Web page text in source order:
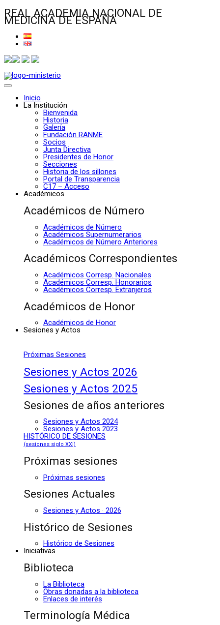
REAL ACADEMIA NACIONAL DE
MEDICINA DE ESPAÑA
Inicio
La Institución
Bienvenida
Historia
Galería
Fundación RANME
Socios
Junta Directiva
Presidentes de Honor
Secciones
Historia de los sillones
Portal de Transparencia
C17 – Acceso
Académicos
Académicos de Número
Académicos de Número
Académicos Supernumerarios
Académicos de Número Anteriores
Académicos Correspondientes
Académicos Corresp. Nacionales
Académicos Corresp. Honorarios
Académicos Corresp. Extranjeros
Académicos de Honor
Académicos de Honor
Sesiones y Actos
Próximas Sesiones
Sesiones y Actos 2026
Sesiones y Actos 2025
Sesiones de años anteriores
Sesiones y Actos 2024
Sesiones y Actos 2023
HISTÓRICO DE SESIONES
(sesiones siglo XXI)
Próximas sesiones
Próximas sesiones
Sesiones Actuales
Sesiones y Actos · 2026
Histórico de Sesiones
Histórico de Sesiones
Iniciativas
Biblioteca
La Biblioteca
Obras donadas a la biblioteca
Enlaces de interés
Terminología Médica